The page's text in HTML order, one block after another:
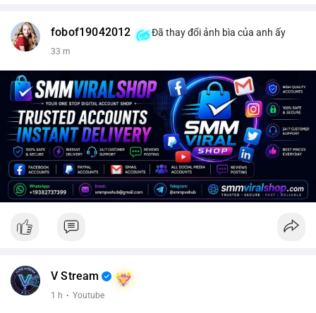
fobof19042012 Đã thay đổi ảnh bìa của anh ấy
33 m
V Stream
1 h · Youtube